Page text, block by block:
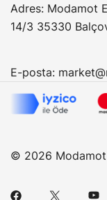
Adres: Modamot
14/3 35330
E-posta:
© 2026